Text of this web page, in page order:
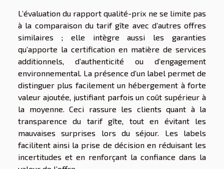
L’évaluation du rapport qualité-prix ne se limite pas
à la comparaison du tarif gîte avec d’autres offres
similaires ; elle intègre aussi les garanties
qu’apporte la certification en matière de services
additionnels, d’authenticité ou d’engagement
environnemental. La présence d’un label permet de
distinguer plus facilement un hébergement à forte
valeur ajoutée, justifiant parfois un coût supérieur à
la moyenne. Ceci rassure les clients quant à la
transparence du tarif gîte, tout en évitant les
mauvaises surprises lors du séjour. Les labels
facilitent ainsi la prise de décision en réduisant les
incertitudes et en renforçant la confiance dans la